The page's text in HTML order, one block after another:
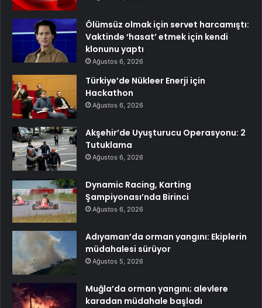
Ölümsüz olmak için servet harcamıştı:
Vaktinde ‘hasat’ etmek için kendi
klonunu yaptı
Ağustos 6, 2026
Türkiye’de Nükleer Enerji için
Hackathon
Ağustos 6, 2026
Akşehir’de Uyuşturucu Operasyonu: 2
Tutuklama
Ağustos 6, 2026
Dynamic Racing, Karting
Şampiyonası’nda Birinci
Ağustos 6, 2026
Adıyaman’da orman yangını: Ekiplerin
müdahalesi sürüyor
Ağustos 5, 2026
Muğla’da orman yangını; alevlere
karadan müdahale başladı